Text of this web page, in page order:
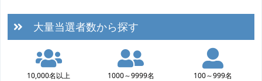
大量当選者数から探す
10,000名以上 1000～9999名 100～999名